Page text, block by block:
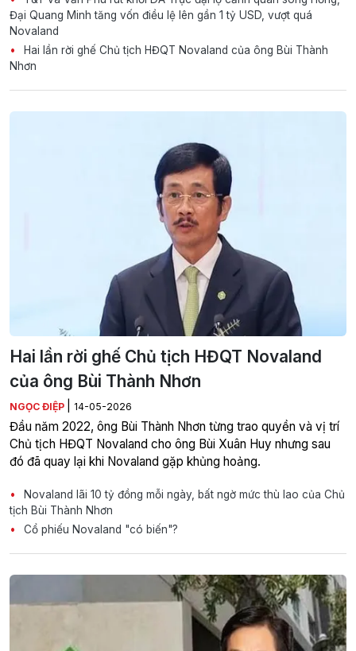
Đại Quang Minh tăng vốn điều lệ lên gần 1 tỷ USD, vượt quá
Novaland
Hai lần rời ghế Chủ tịch HĐQT Novaland của ông Bùi Thành
Nhơn
Hai lần rời ghế Chủ tịch HĐQT Novaland
của ông Bùi Thành Nhơn
NGỌC ĐIỆP 14-05-2026
Đầu năm 2022, ông Bùi Thành Nhơn từng trao quyền và vị trí
Chủ tịch HĐQT Novaland cho ông Bùi Xuân Huy nhưng sau
đó đã quay lại khi Novaland gặp khủng hoảng.
Novaland lãi 10 tỷ đồng mỗi ngày, bất ngờ mức thù lao của Chủ
tịch Bùi Thành Nhơn
Cổ phiếu Novaland "có biến"?